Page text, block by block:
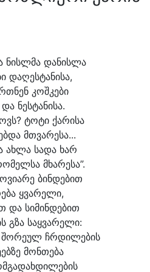
ნისლმა დანისლა
დაღესტანისა,
ნენ კოშკები
და ნესტანისა.
ტოტი ქარისა
და მთვარესა...
ახლა სადა ხარ
მელსა მხარესა”.
ვიარე ბინდებით
ბა ყვარელი,
და სიმინდებით
გზა საყვარელი:
შორეულ ჩრდილების
ებზე მონთება
გადახდილების